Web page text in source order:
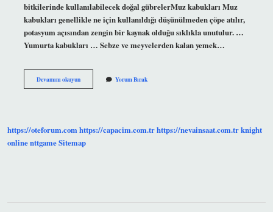
bitkilerinde kullanılabilecek doğal gübrelerMuz kabukları Muz
kabukları genellikle ne için kullanıldığı düşünülmeden çöpe atılır,
potasyum açısından zengin bir kaynak olduğu sıklıkla unutulur. …
Yumurta kabukları … Sebze ve meyvelerden kalan yemek…
Devamını okuyunÜre
Gübresi
Yorum Bırak
https://oteforum.comhttps://capacim.com.trhttps://nevainsaat.com.trknight
onlinenttgameSitemap